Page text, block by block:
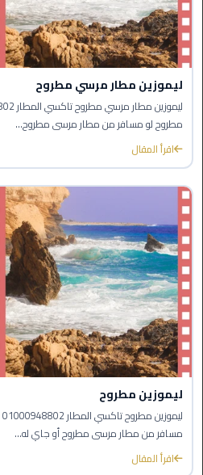
ليموزين
التجمع
الخامس
ليموزين
القاهرة
الجديدة
ليموزين
المقطم
ليموزين
المعادي
ليموزين
العاشر
من
رمضان
ليموزين
الزمالك
ليموزين
المهندسين
ليموزين مطار مرسي مطروح
مطروح لو مسافر من مطار مرسى مطروح...
اقرأ المقال
ليموزين مطروح
مسافر من مطار مرسى مطروح أو جاي له...
اقرأ المقال